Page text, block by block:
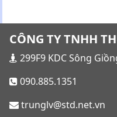
CÔNG TY TNHH
299F9 KDC Sông
090.885.1351
trunglv@std.net.vn